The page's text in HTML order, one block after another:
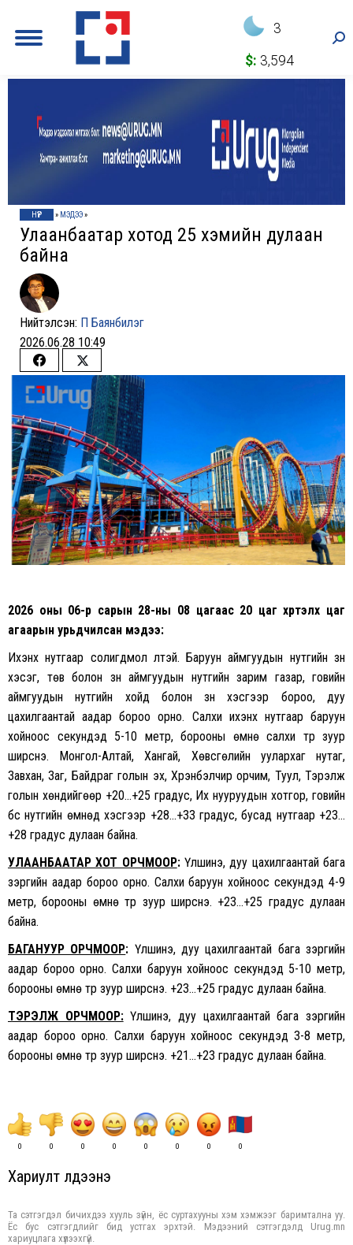
3
$: 3,594
НҮҮР » МЭДЭЭ»
Улаанбаатар хотод 25 хэмийн дулаан
байна
Нийтэлсэн: П Баянбилэг
2026.06.28 10:49
Share
on
Facebook
Share
on
Twitter
2026 оны 06-р сарын 28-ны 08 цагаас 20 цаг хүртэлх цаг
агаарын урьдчилсан мэдээ:
Ихэнх нутгаар солигдмол үүлтэй. Баруун аймгуудын нутгийн зүүн
хэсэг, төв болон зүүн аймгуудын нутгийн зарим газар, говийн
аймгуудын нутгийн хойд болон зүүн хэсгээр бороо, дуу
цахилгаантай аадар бороо орно. Салхи ихэнх нутгаар баруун
хойноос секундэд 5-10 метр, борооны өмнө салхи түр зуур
ширүүснэ. Монгол-Алтай, Хангай, Хөвсгөлийн уулархаг нутаг,
Завхан, Заг, Байдраг голын эх, Хүрэнбэлчир орчим, Туул, Тэрэлж
голын хөндийгөөр +20…+25 градус, Их нууруудын хотгор, говийн
бүс нутгийн өмнөд хэсгээр +28…+33 градус, бусад нутгаар +23…
+28 градус дулаан байна.
УЛААНБААТАР ХОТ ОРЧМООР:Үүлшинэ, дуу цахилгаантай бага
зэргийн аадар бороо орно. Салхи баруун хойноос секундэд 4-9
метр, борооны өмнө түр зуур ширүүснэ. +23…+25 градус дулаан
байна.
БАГАНУУР ОРЧМООР: Үүлшинэ, дуу цахилгаантай бага зэргийн
аадар бороо орно. Салхи баруун хойноос секундэд 5-10 метр,
борооны өмнө түр зуур ширүүснэ. +23…+25 градус дулаан байна.
ТЭРЭЛЖ ОРЧМООР: Үүлшинэ, дуу цахилгаантай бага зэргийн
аадар бороо орно. Салхи баруун хойноос секундэд 3-8 метр,
борооны өмнө түр зуур ширүүснэ. +21…+23 градус дулаан байна.
0 0 0 0 0 0 0 0
Хариулт үлдээнэ үү
Та сэтгэгдэл бичихдээ хууль зүйн, ёс суртахууны хэм хэмжээг баримтална уу.
Ёс бус сэтгэгдлийг бид устгах эрхтэй. Мэдээний сэтгэгдэлд Urug.mn
хариуцлага хүлээхгүй.